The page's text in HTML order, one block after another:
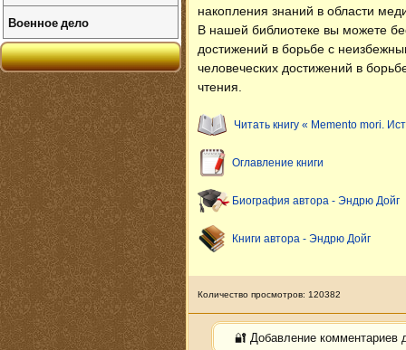
накопления знаний в области
В нашей библиотеке вы можете
достижений в борьбе с
человеческих достижений в
чтения.
Читать книгу « Memento mori.
Оглавление книги
Биография автора - Эндрю Дойг
Книги автора - Эндрю Дойг
Количество просмотров: 120382
🔐 Добавление комментариев
Военное дело